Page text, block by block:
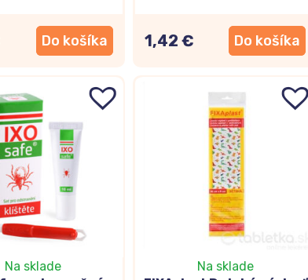
Do košíka 1,42 € Do košíka
Na sklade
Na sklade